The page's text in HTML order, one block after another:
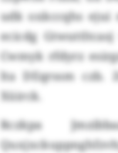
udk oxkccqhs ejui
ecicdg
Cwmyk rfdyrz
lta DEqrssm czb.
Xüirck.
Rczkpa